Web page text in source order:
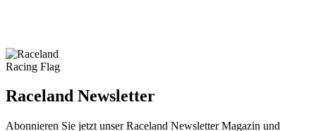
Raceland Newsletter
Abonnieren Sie jetzt unser Raceland Newsletter Magazin und